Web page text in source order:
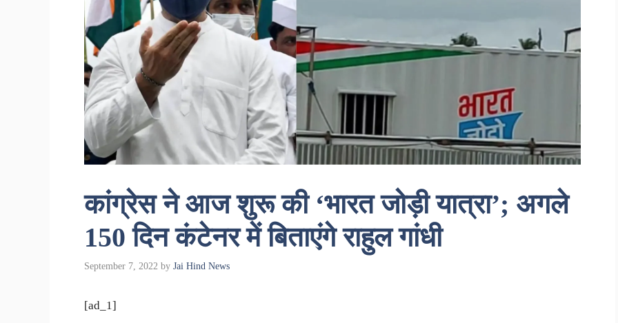
कांग्रेस ने आज शुरू की ‘भारत जोड़ी यात्रा’; अगले
150 दिन कंटेनर में बिताएंगे राहुल गांधी
September 7, 2022 by Jai Hind News
[ad_1]